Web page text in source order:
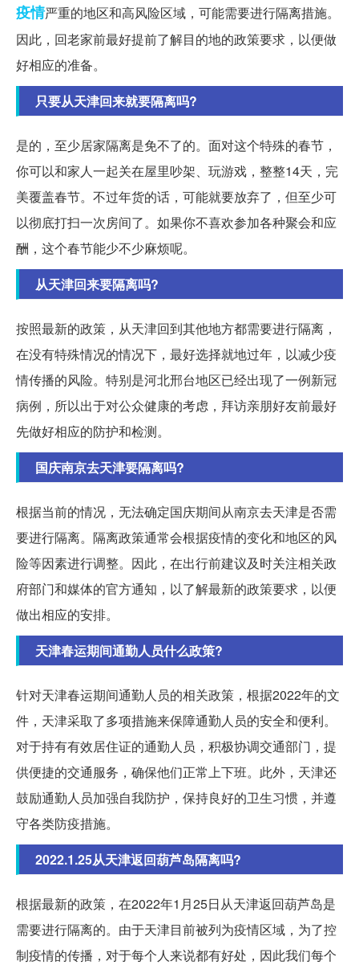
疫情严重的地区和高风险区域，可能需要进行隔离措施。
因此，回老家前最好提前了解目的地的政策要求，以便做
好相应的准备。
只要从天津回来就要隔离吗?
是的，至少居家隔离是免不了的。面对这个特殊的春节，
你可以和家人一起关在屋里吵架、玩游戏，整整14天，完
美覆盖春节。不过年货的话，可能就要放弃了，但至少可
以彻底打扫一次房间了。如果你不喜欢参加各种聚会和应
酬，这个春节能少不少麻烦呢。
从天津回来要隔离吗?
按照最新的政策，从天津回到其他地方都需要进行隔离，
在没有特殊情况的情况下，最好选择就地过年，以减少疫
情传播的风险。特别是河北邢台地区已经出现了一例新冠
病例，所以出于对公众健康的考虑，拜访亲朋好友前最好
先做好相应的防护和检测。
国庆南京去天津要隔离吗?
根据当前的情况，无法确定国庆期间从南京去天津是否需
要进行隔离。隔离政策通常会根据疫情的变化和地区的风
险等因素进行调整。因此，在出行前建议及时关注相关政
府部门和媒体的官方通知，以了解最新的政策要求，以便
做出相应的安排。
天津春运期间通勤人员什么政策?
针对天津春运期间通勤人员的相关政策，根据2022年的文
件，天津采取了多项措施来保障通勤人员的安全和便利。
对于持有有效居住证的通勤人员，积极协调交通部门，提
供便捷的交通服务，确保他们正常上下班。此外，天津还
鼓励通勤人员加强自我防护，保持良好的卫生习惯，并遵
守各类防疫措施。
2022.1.25从天津返回葫芦岛隔离吗?
根据最新的政策，在2022年1月25日从天津返回葫芦岛是
需要进行隔离的。由于天津目前被列为疫情区域，为了控
制疫情的传播，对于每个人来说都有好处，因此我们每个